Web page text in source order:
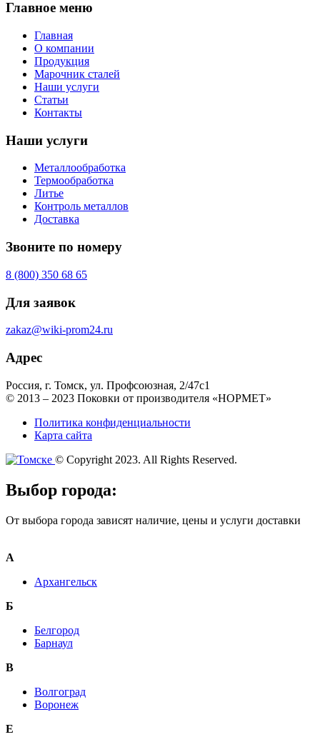
Главное меню
Главная
О компании
Продукция
Марочник сталей
Наши услуги
Статьи
Контакты
Наши услуги
Металлообработка
Термообработка
Литье
Контроль металлов
Доставка
Звоните по номеру
8 (800) 350 68 65
Для заявок
zakaz@wiki-prom24.ru
Адрес
Россия, г. Томск, ул. Профсоюзная, 2/47с1
© 2013 – 2023 Поковки от производителя «НОРМЕТ»
Политика конфиденциальности
Карта сайта
© Copyright 2023. All Rights Reserved.
Выбор города:
От выбора города зависят наличие, цены и услуги доставки
А
Архангельск
Б
Белгород
Барнаул
В
Волгоград
Воронеж
E